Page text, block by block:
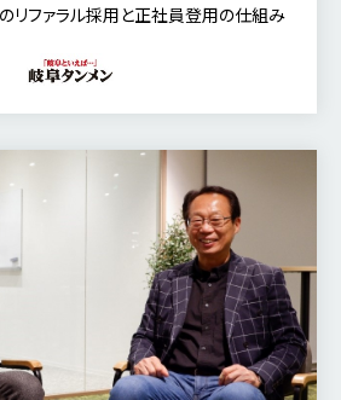
リファラル採用と正社員登用の仕組み